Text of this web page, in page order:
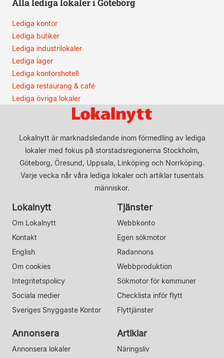
Alla lediga lokaler i Göteborg
Lediga kontor
Lediga butiker
Lediga industrilokaler
Lediga lager
Lediga kontorshotell
Lediga restaurang & café
Lediga övriga lokaler
Lokalnytt är marknadsledande inom förmedling av lediga
lokaler med fokus på storstadsregionerna Stockholm,
Göteborg, Öresund, Uppsala, Linköping och Norrköping.
Varje vecka når våra lediga lokaler och artiklar tusentals
människor.
Lokalnytt
Om Lokalnytt
Kontakt
English
Om cookies
Integritetspolicy
Sociala medier
Sveriges Snyggaste Kontor
Tjänster
Webbkonto
Egen sökmotor
Radannons
Webbproduktion
Sökmotor för kommuner
Checklista inför flytt
Flyttjänster
Annonsera
Annonsera lokaler
Artiklar
Näringsliv